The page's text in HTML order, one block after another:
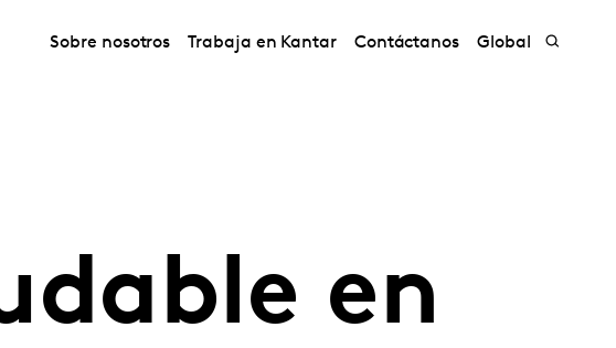
Sobre nosotros Trabaja en Kantar Contáctanos Global
en